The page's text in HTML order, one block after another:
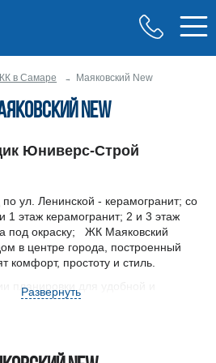
в Самаре Маяковский New
New
Юниверс-Строй
ул. Ленинской - керамогранит; со
1 этаж керамогранит; 2 и 3 этаж
под окраску; ЖК Маяковский
в центре города, построенный
комфорт, простоту и стиль.
для удобной и
двор, детская площадка,
Развернуть